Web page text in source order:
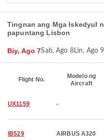
Tingnan ang Mga Iskedyul
papuntang Lisbon
Biy, Ago 7Sab, Ago 8Lin, Ago 9
Flight No.
Modelo ng
Aircraft
UX1159 -
IB529 AIRBUS A320